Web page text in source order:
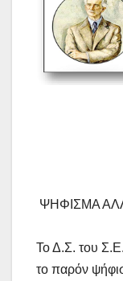
ΨΗΦΙΣΜΑ
Το Δ.Σ. του
το παρόν